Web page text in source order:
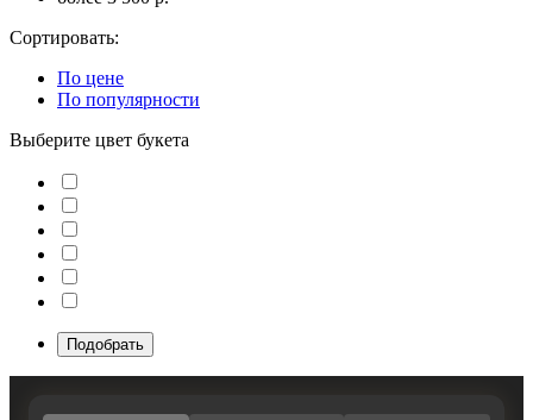
Сортировать:
По цене
По популярности
Выберите цвет букета
Подобрать